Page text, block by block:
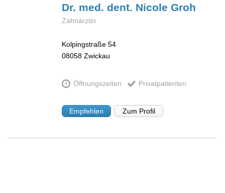
Dr. med. dent. NicoleGroh
Zahnärztin
Kolpingstraße 54
08058 Zwickau
Öffnungszeiten Privatpatienten
Empfehlen Zum Profil